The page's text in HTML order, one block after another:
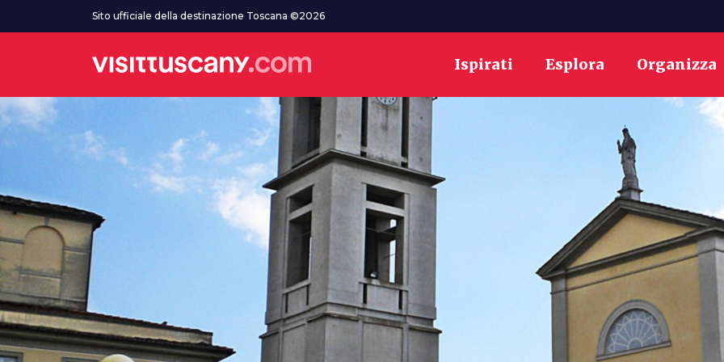
Vai al contenuto principaleSito ufficiale della destinazione Toscana ©2026
Ispirati Esplora Organizza